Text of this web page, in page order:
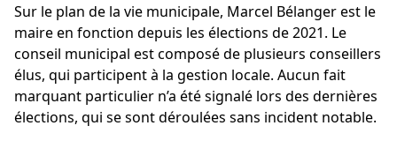
Sur le plan de la vie municipale, Marcel Bélanger est le
maire en fonction depuis les élections de 2021. Le
conseil municipal est composé de plusieurs conseillers
élus, qui participent à la gestion locale. Aucun fait
marquant particulier n’a été signalé lors des dernières
élections, qui se sont déroulées sans incident notable.